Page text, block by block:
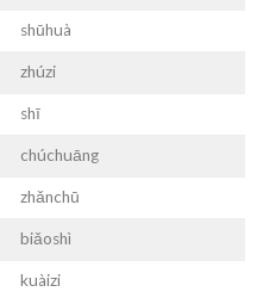
shūhuà
zhúzi
shī
chúchuāng
zhǎnchū
biǎoshì
kuàizi